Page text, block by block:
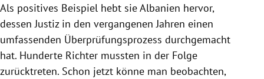
Als positives Beispiel hebt sie Albanien hervor,
dessen Justiz in den vergangenen Jahren einen
umfassenden Überprüfungsprozess durchgemacht
hat. Hunderte Richter mussten in der Folge
zurücktreten. Schon jetzt könne man beobachten,